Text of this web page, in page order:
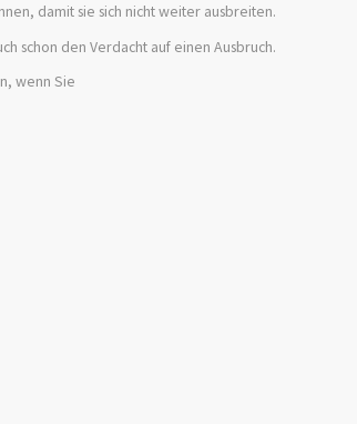
damit sie sich nicht weiter ausbreiten.
schon den Verdacht auf einen Ausbruch.
wenn Sie